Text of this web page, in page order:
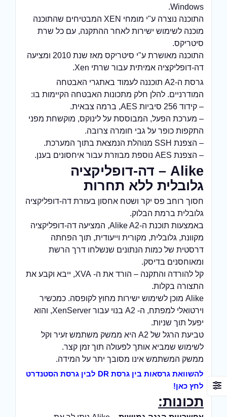
Windows.
התוכנה נוצרה ע"י מומחי XEN המבטיחים שהתוכנה
מוכנה לשימוש ישירות לאחר ההתקנה, עם כל שרת
סיטריקס.
התוכנה מאושרת ע"י סיטריקס מאז שנת 2010 ומציעה
דה-דופליקציה אמיתית עבור שרתי Xen.
גרסת ה-A2 תוכננה לעמוד באתגרי האבטחה
המודרניים. להלן חלק מתכונות האבטחה הקיימות בו:
– קידוד 256 סיביות AES, ברמה צבאית.
– מערכת הפעל, המבוססת על לינוקס, מוקשחת מפני
התקפות כופר על גבי חומרה צרובה.
– הצפנת SSH מנוהלת הנמצאת בתוך המערכת.
– הצפנת AES נוספת מבוזרת עבור איחסונים בענן.
Alike – דה-דופליקציה
גלובלית ללא תחרות
חסוך רוחב פס יקר ושטח אחסון בעזרת דה-דופליקציה
גלובלית ברמת הבלוק.
באמצעות תוכנת ה-Alike A2, המציעה דה-דופליקציה
מקוונת, גלובלית, מקורית וייעודית, תוך הפחתה
דרסטית של כמות הנתונים שנשלחו דרך הרשת
ומאוחסנים בדיסק.
קל להורדה והתקנה – הורד את ה- XVA, ייבא וקבע את
התצורה בקלות.
Alike מוכן לשימוש ישירות מחוץ לקופסה. כמכשיר
וירטואלי למפתח, ה- A2 בנוי עבור XenServer, והוא
יפעל תוך שניות.
טביעת הרגל של A2 היא ממשק משתמש זעיר וקל
לשימוש שמביא אותך לפעולה תוך זמן קצר.
ממשק המשתמש אינו מסובך יתר על המידה.
להשוואת גרסאות בין גרסת DR לבין גרסת הסטנדרט
לחץ כאן!
תכונות: